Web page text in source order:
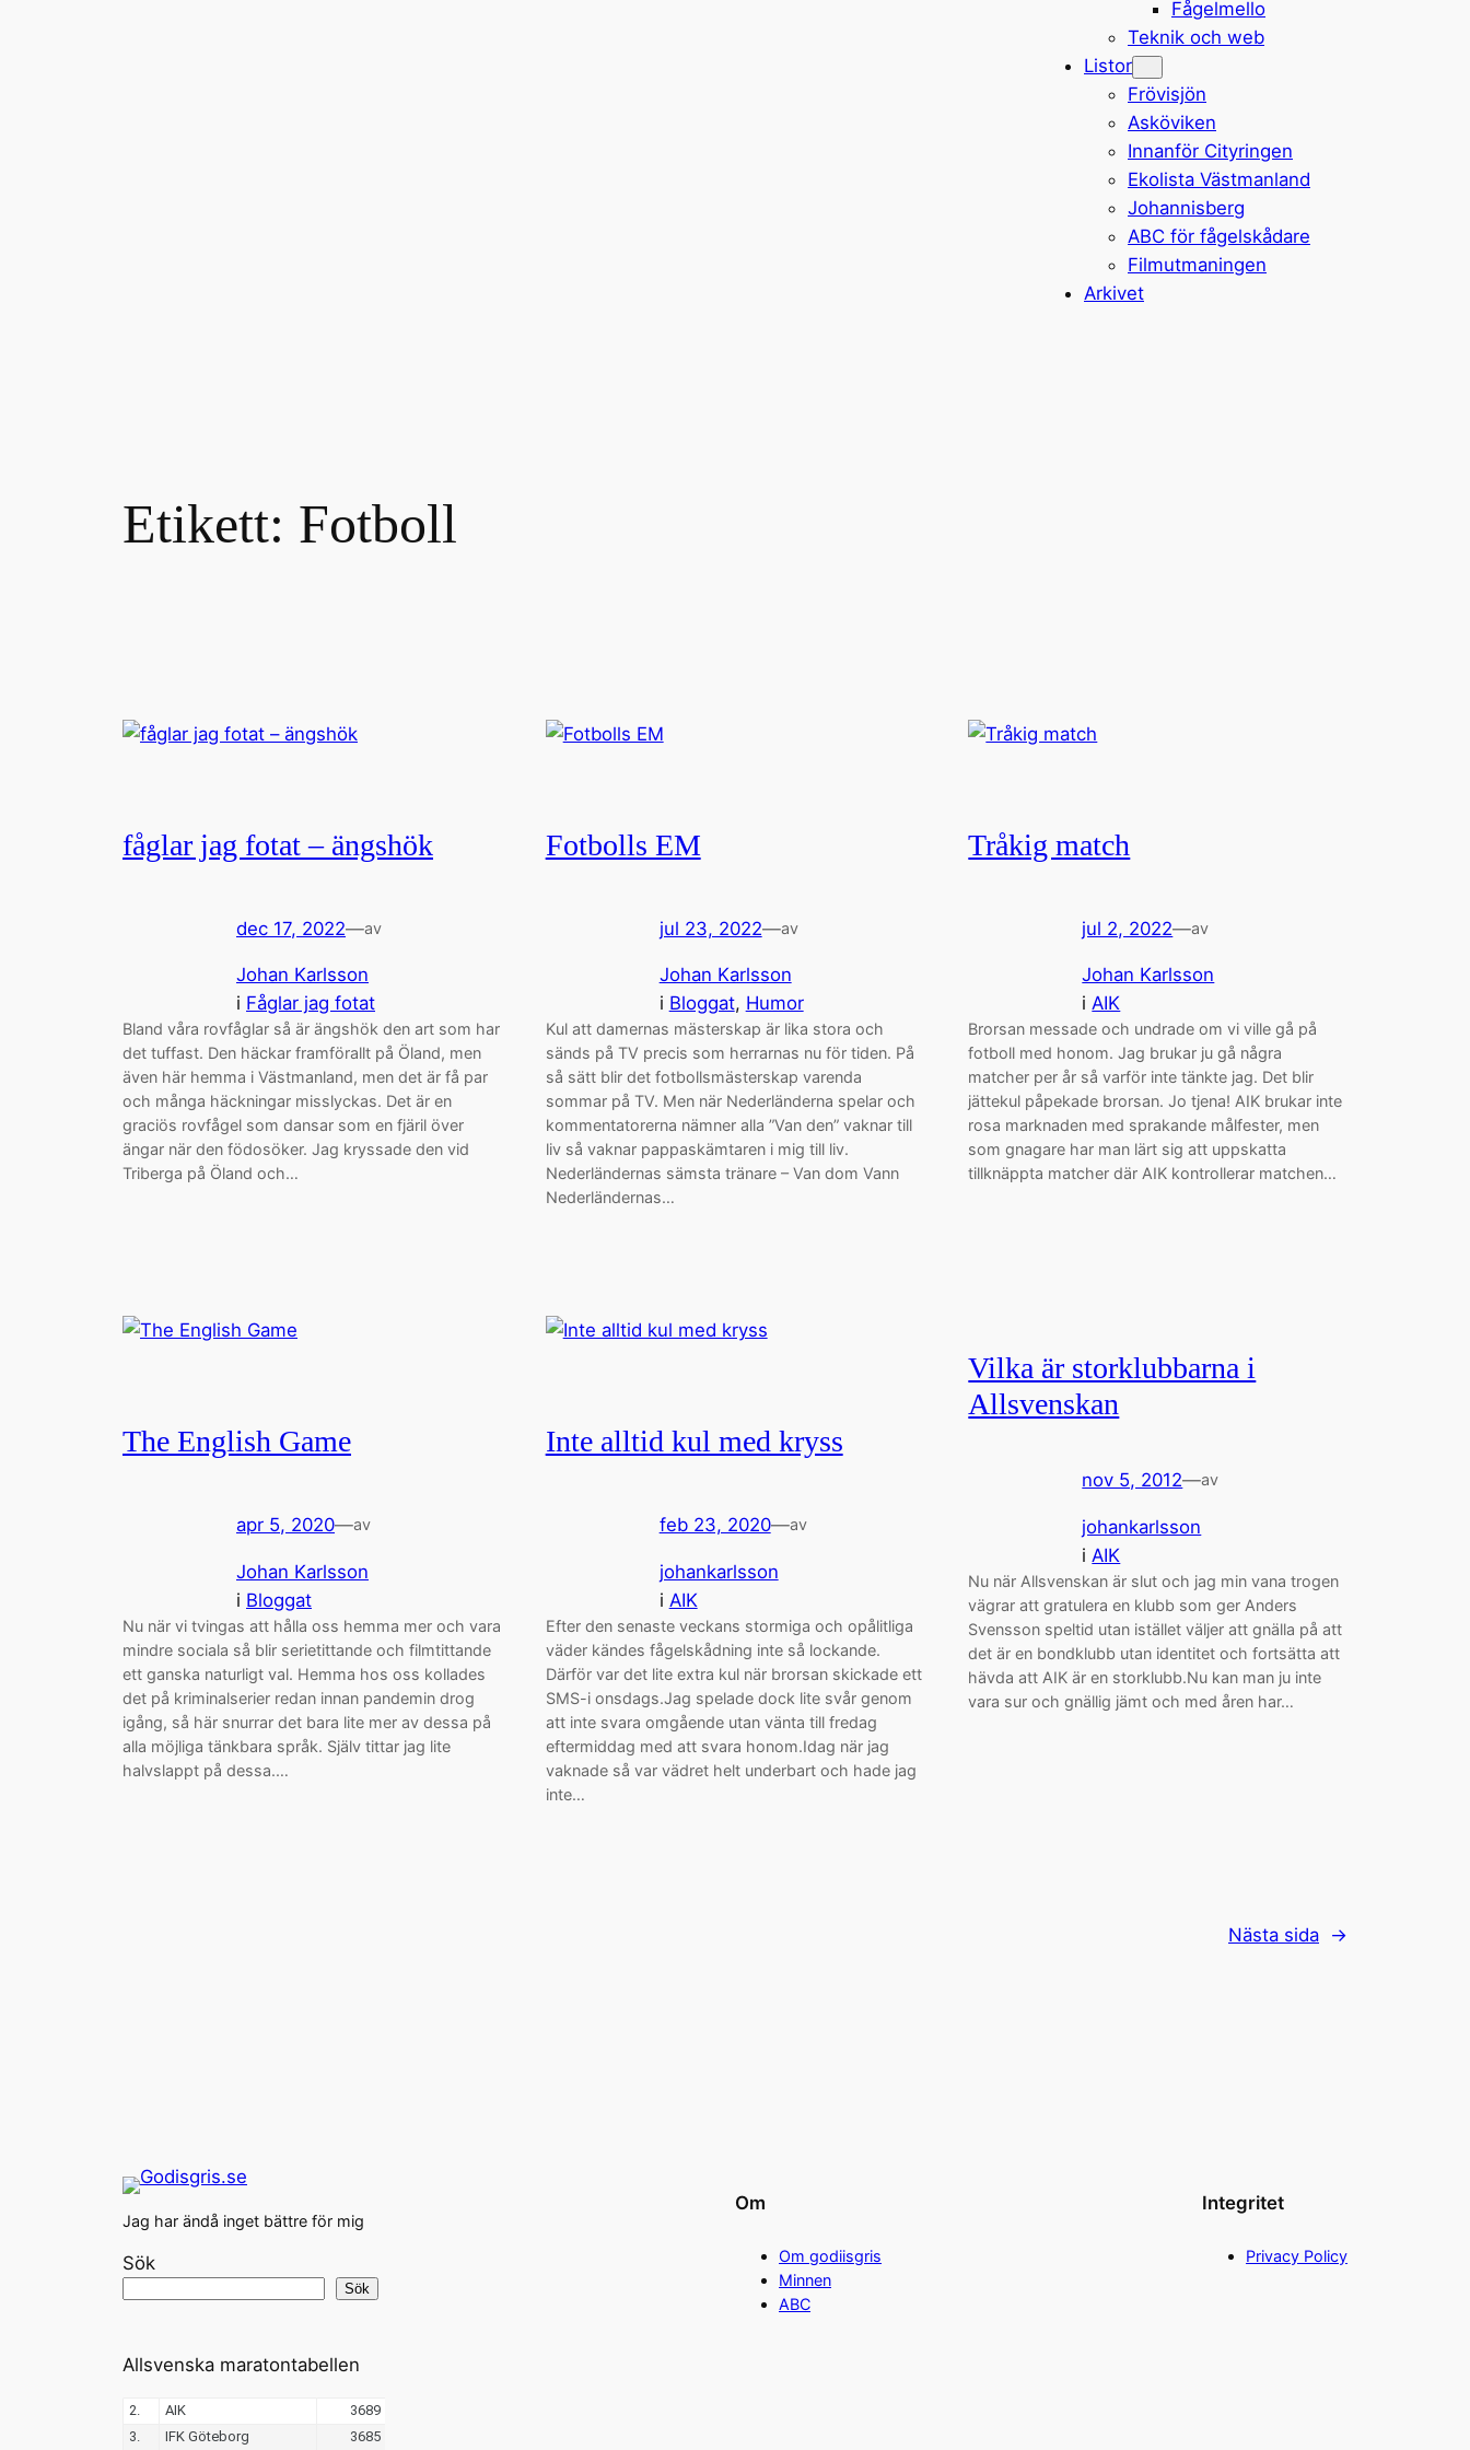
Fågelmello
Teknik och web
Listor
Frövisjön
Asköviken
Innanför Cityringen
Ekolista Västmanland
Johannisberg
ABC för fågelskådare
Filmutmaningen
Arkivet
Etikett: Fotboll
fåglar jag fotat – ängshök
dec 17, 2022—av
Johan Karlsson
i Fåglar jag fotat
Bland våra rovfåglar så är ängshök den art som har
det tuffast. Den häckar framförallt på Öland, men
även här hemma i Västmanland, men det är få par
och många häckningar misslyckas. Det är en
graciös rovfågel som dansar som en fjäril över
ängar när den födosöker. Jag kryssade den vid
Triberga på Öland och…
Fotbolls EM
jul 23, 2022—av
Johan Karlsson
i Bloggat, Humor
Kul att damernas mästerskap är lika stora och
sänds på TV precis som herrarnas nu för tiden. På
så sätt blir det fotbollsmästerskap varenda
sommar på TV. Men när Nederländerna spelar och
kommentatorerna nämner alla ”Van den” vaknar till
liv så vaknar pappaskämtaren i mig till liv.
Nederländernas sämsta tränare – Van dom Vann
Nederländernas…
Tråkig match
jul 2, 2022—av
Johan Karlsson
iAIK
Brorsan messade och undrade om vi ville gå på
fotboll med honom. Jag brukar ju gå några
matcher per år så varför inte tänkte jag. Det blir
jättekul påpekade brorsan. Jo tjena! AIK brukar inte
rosa marknaden med sprakande målfester, men
som gnagare har man lärt sig att uppskatta
tillknäppta matcher där AIK kontrollerar matchen…
The English Game
apr 5, 2020—av
Johan Karlsson
i Bloggat
Nu när vi tvingas att hålla oss hemma mer och vara
mindre sociala så blir serietittande och filmtittande
ett ganska naturligt val. Hemma hos oss kollades
det på kriminalserier redan innan pandemin drog
igång, så här snurrar det bara lite mer av dessa på
alla möjliga tänkbara språk. Själv tittar jag lite
halvslappt på dessa.…
Inte alltid kul med kryss
feb 23, 2020—av
johankarlsson
i AIK
Efter den senaste veckans stormiga och opålitliga
väder kändes fågelskådning inte så lockande.
Därför var det lite extra kul när brorsan skickade ett
SMS-i onsdags.Jag spelade dock lite svår genom
att inte svara omgående utan vänta till fredag
eftermiddag med att svara honom.Idag när jag
vaknade så var vädret helt underbart och hade jag
inte…
Vilka är storklubbarna i
Allsvenskan
nov 5, 2012—av
johankarlsson
i AIK
Nu när Allsvenskan är slut och jag min vana trogen
vägrar att gratulera en klubb som ger Anders
Svensson speltid utan istället väljer att gnälla på att
det är en bondklubb utan identitet och fortsätta att
hävda att AIK är en storklubb.Nu kan man ju inte
vara sur och gnällig jämt och med åren har…
Nästa sida →
Jag har ändå inget bättre för mig
Sök
Sök
Om
Om godiisgris
Minnen
ABC
Integritet
Privacy Policy
Allsvenska maratontabellen